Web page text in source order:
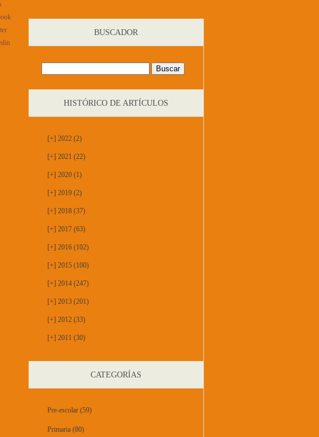
BUSCADOR
HISTÓRICO DE ARTÍCULOS
[+] 2022 (2)
[+] 2021 (22)
[+] 2020 (1)
[+] 2019 (2)
[+] 2018 (37)
[+] 2017 (63)
[+] 2016 (102)
[+] 2015 (100)
[+] 2014 (247)
[+] 2013 (201)
[+] 2012 (33)
[+] 2011 (30)
CATEGORÍAS
Pre-escolar (59)
Primaria (80)